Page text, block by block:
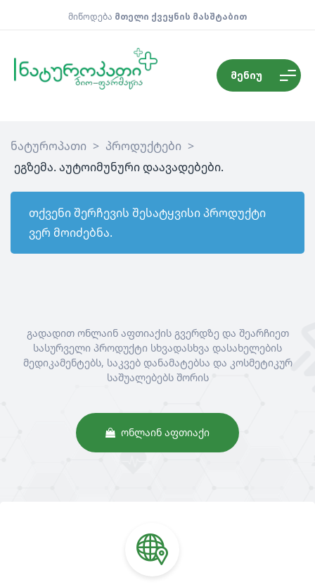
მიწოდება მთელი ქვეყნის მასშტაბით
მენიუ
ნატუროპათი > პროდუქტები >
ეგზემა. აუტოიმუნური დაავადებები.
თქვენი შერჩევის შესატყვისი პროდუქტი
ვერ მოიძებნა.
გადადით ონლაინ აფთიაქის გვერდზე და შეარჩიეთ
სასურველი პროდუქტი სხვადასხვა დასახელების
მედიკამენტებს, საკვებ დანამატებსა და კოსმეტიკურ
საშუალებებს შორის
ᲝᲜᲚᲐᲘᲜ ᲐᲤᲗᲘᲐᲥᲘ